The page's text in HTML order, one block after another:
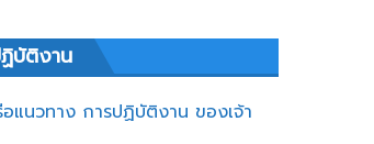
บัติงาน
แนวทาง การปฏิบัติงาน ของเจ้า